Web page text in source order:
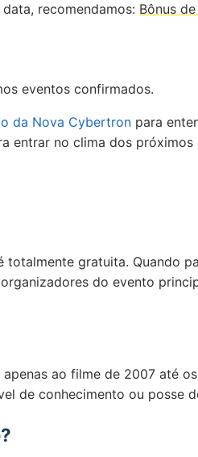
recomendamos: Bônus
eventos confirmados.
da Nova Cybertron para
entrar no clima dos próximos
gratuita. Quando
do evento
ao filme de 2007 até
de conhecimento ou posse